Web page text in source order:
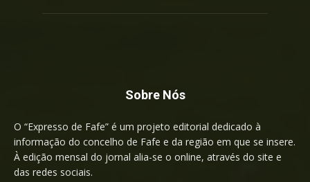
Sobre Nós
O “Expresso de Fafe” é um projeto editorial dedicado à
informação do concelho de Fafe e da região em que se insere.
À edição mensal do jornal alia-se o online, através do site e
das redes sociais.